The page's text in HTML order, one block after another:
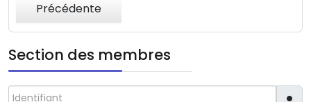
Précédente
Section des membres
Identifiant